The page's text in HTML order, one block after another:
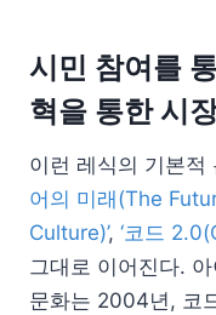
시민 참여를
혁을 통한 시
이런 레식의 기본적
어의 미래(The
Culture)’, ‘코드
그대로 이어진다.
문화는 2004년, 코